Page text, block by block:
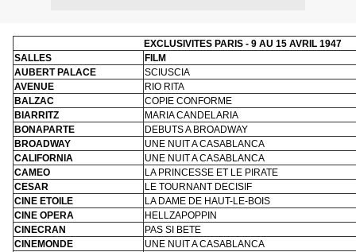
EXCLUSIVITES PARIS - 9 AU 15 AVRIL 1947
SALLES
FILM
AUBERT PALACE
SCIUSCIA
AVENUE
RIO RITA
BALZAC
COPIE CONFORME
BIARRITZ
MARIA CANDELARIA
BONAPARTE
DEBUTS A BROADWAY
BROADWAY
UNE NUIT A CASABLANCA
CALIFORNIA
UNE NUIT A CASABLANCA
CAMEO
LA PRINCESSE ET LE PIRATE
CESAR
LE TOURNANT DECISIF
CINE ETOILE
LA DAME DE HAUT-LE-BOIS
CINE OPERA
HELLZAPOPPIN
CINECRAN
PAS SI BETE
CINEMONDE
UNE NUIT A CASABLANCA